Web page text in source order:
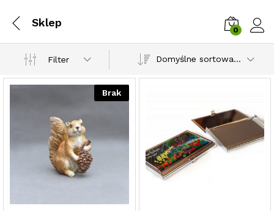
Sklep
0
Filter Domyślne sortowanie
Brak